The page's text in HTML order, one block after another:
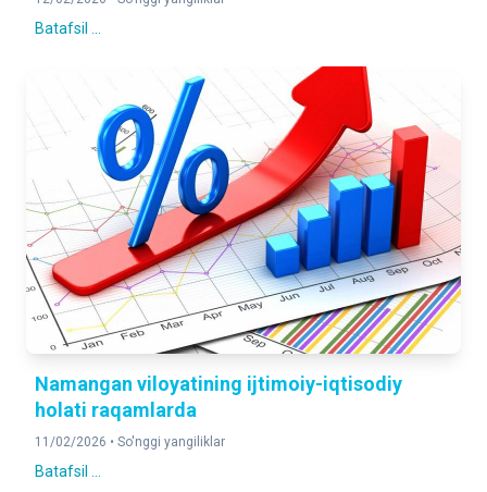
Batafsil ...
Namangan viloyatining ijtimoiy-iqtisodiy
holati raqamlarda
11/02/2026 • So'nggi yangiliklar
Batafsil ...